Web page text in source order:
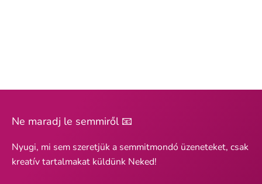
Ne maradj le semmiről 📧
Nyugi, mi sem szeretjük a semmitmondó üzeneteket, csak
kreatív tartalmakat küldünk Neked!